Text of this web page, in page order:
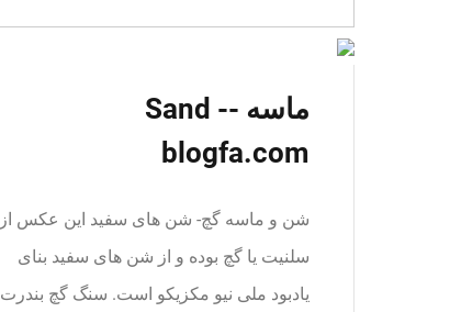
ماسه -Sand -
blogfa.com
شن و ماسه گچ- شن های سفید این عکس از
سلنیت یا گچ بوده و از شن های سفید بنای
یادبود ملی نیو مکزیکو است. سنگ گچ بندرت